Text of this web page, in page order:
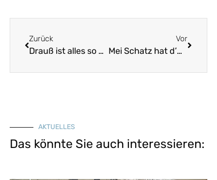
Zurück
Drauß ist alles so prächtig
Vor
Mei Schatz hat d’Gäns austriebe
AKTUELLES
Das könnte Sie auch interessieren: